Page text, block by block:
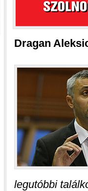
Dragan
legutóbbi